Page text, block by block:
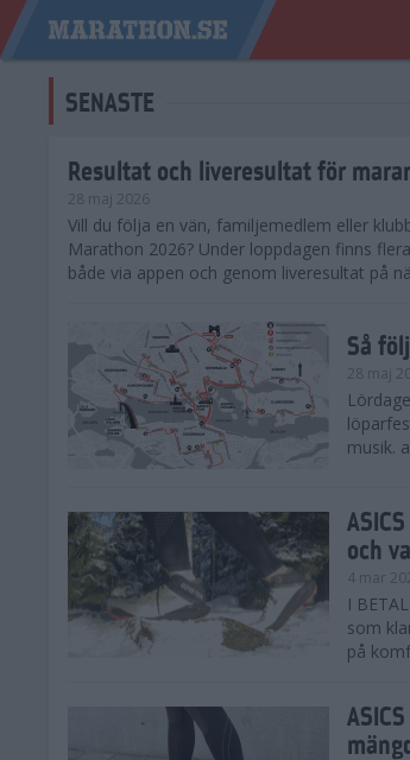
SENASTE
Resultat och liveresultat för
28 maj 2026
​Vill du följa en vän, familjemedlem eller
Marathon 2026? Under loppdagen finns
både via appen och genom liveresultat på
Så
28 maj
musik.
och
4 mar
I
som
på